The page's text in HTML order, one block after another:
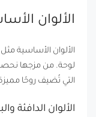
الألوان
الألوان الأساسية
لوحة. من مزجها نحصل
التي تُضيف روحًا
الألوان الدافئة